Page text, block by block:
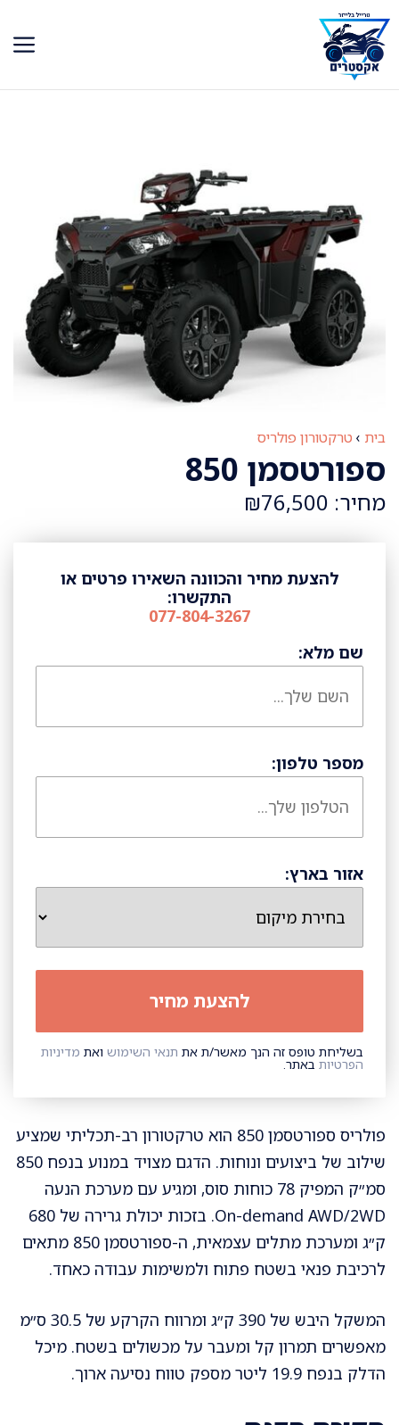
לדלג
לתוכן
בית › טרקטורון פולריס
ספורטסמן 850
מחיר: ₪76,500
להצעת מחיר והכוונה השאירו פרטים או
התקשרו:
077-804-3267
שם מלא:
מספר טלפון:
אזור בארץ:
בשליחת טופס זה הנך מאשר/ת את תנאי השימוש ואת מדיניות
הפרטיות באתר.
פולריס ספורטסמן 850 הוא טרקטורון רב-תכליתי שמציע
שילוב של ביצועים ונוחות. הדגם מצויד במנוע בנפח 850
סמ״ק המפיק 78 כוחות סוס, ומגיע עם מערכת הנעה
On-demand AWD/2WD. בזכות יכולת גרירה של 680
ק״ג ומערכת מתלים עצמאית, ה-ספורטסמן 850 מתאים
לרכיבת פנאי בשטח פתוח ולמשימות עבודה כאחד.
המשקל היבש של 390 ק״ג ומרווח הקרקע של 30.5 ס״מ
מאפשרים תמרון קל ומעבר על מכשולים בשטח. מיכל
הדלק בנפח 19.9 ליטר מספק טווח נסיעה ארוך.